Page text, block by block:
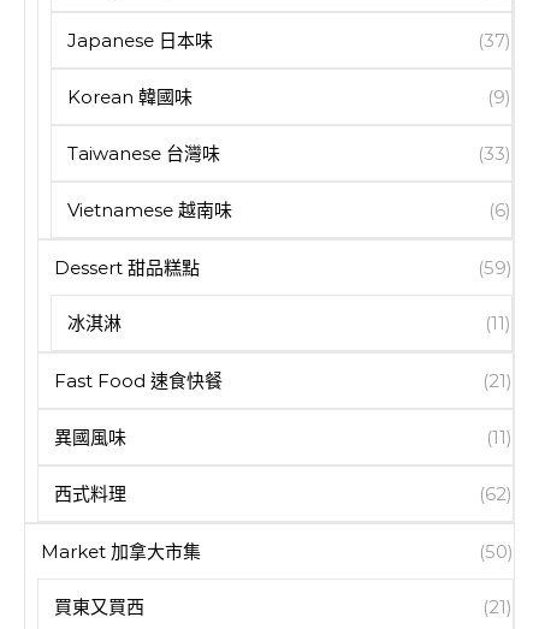
Japanese 日本味 (37)
Korean 韓國味 (9)
Taiwanese 台灣味 (33)
Vietnamese 越南味 (6)
Dessert 甜品糕點 (59)
冰淇淋 (11)
Fast Food 速食快餐 (21)
異國風味 (11)
西式料理 (62)
Market 加拿大市集 (50)
買東又買西 (21)